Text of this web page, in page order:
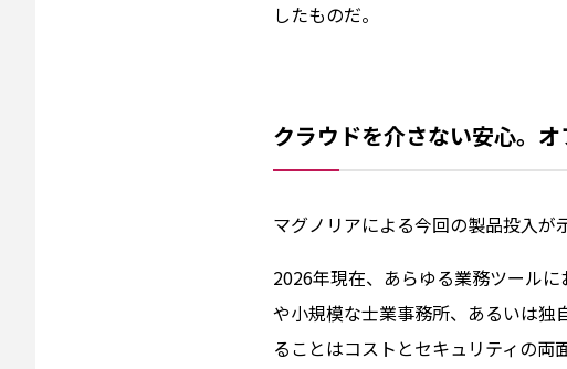
したものだ。
クラウドを介さない安心。
マグノリアによる今回の製品投入が
2026年現在、あらゆる業務ツール
や小規模な士業事務所、あるいは独
ることはコストとセキュリティの両